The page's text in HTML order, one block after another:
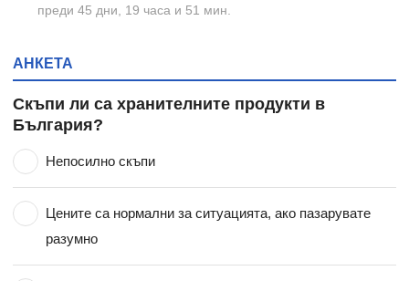
преди 45 дни, 19 часа и 51 мин.
АНКЕТА
Скъпи ли са хранителните продукти в
България?
Непосилно скъпи
Цените са нормални за ситуацията, ако пазарувате
разумно